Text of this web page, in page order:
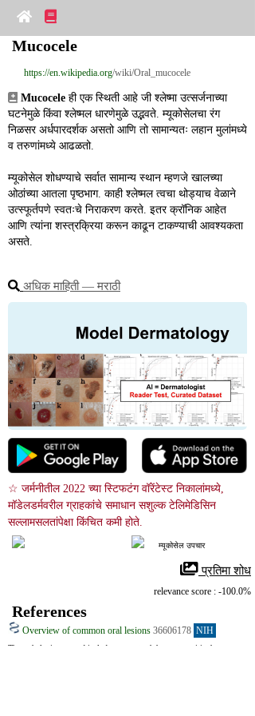
Mucocele
https://en.wikipedia.org/wiki/Oral_mucocele
Mucocele ही एक स्थिती आहे जी श्लेष्मा उत्सर्जनाच्या
घटनेमुळे किंवा श्लेष्मल धारणेमुळे उद्भवते. म्यूकोसेलचा रंग
निळसर अर्धपारदर्शक असतो आणि तो सामान्यतः लहान मुलांमध्ये
व तरुणांमध्ये आढळतो.
म्यूकोसेल शोधण्याचे सर्वात सामान्य स्थान म्हणजे खालच्या
ओठांच्या आतला पृष्ठभाग. काही श्लेष्मल त्वचा थोड्याच वेळाने
उत्स्फूर्तपणे स्वतःचे निराकरण करते. इतर क्रॉनिक आहेत
आणि त्यांना शस्त्रक्रिया करून काढून टाकण्याची आवश्यकता
असते.
अधिक माहिती ― मराठी
☆ जर्मनीतील 2022 च्या स्टिफटंग वॉरेंटेस्ट निकालांमध्ये,
मॉडेलडर्मवरील ग्राहकांचे समाधान सशुल्क टेलिमेडिसिन
सल्लामसलतांपेक्षा किंचित कमी होते.
म्यूकोसेल उपचार
प्रतिमा शोध
relevance score : -100.0%
References
Overview of common oral lesions 36606178 NIH
The pathologies covered include recurrent aphthous stomatitis, herpes